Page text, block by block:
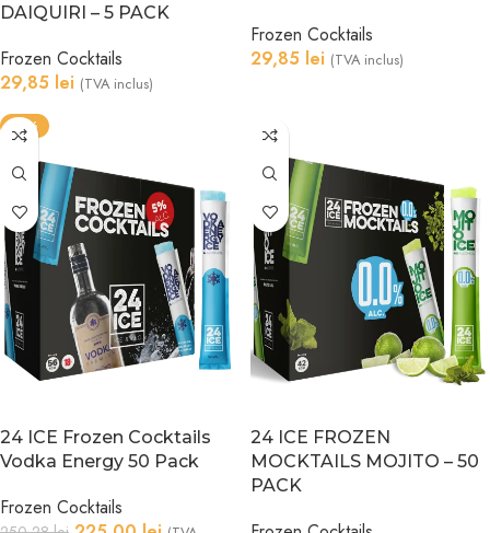
DAIQUIRI – 5 PACK
Frozen Cocktails
29,85 lei (TVA inclus)
Frozen Cocktails
29,85 lei (TVA inclus)
-10%
24 ICE Frozen Cocktails
Vodka Energy 50 Pack
Frozen Cocktails
24 ICE FROZEN
MOCKTAILS MOJITO – 50
PACK